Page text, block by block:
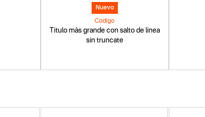
Nuevo
Titulo más grande con salto de linea
sin truncate
Codigo